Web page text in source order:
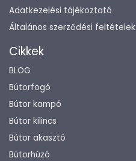
Adatkezelési tájékoztató
Általános szerződési feltételek
Cikkek
BLOG
Bútorfogó
Bútor kampó
Bútor kilincs
Bútor akasztó
Bútorhúzó